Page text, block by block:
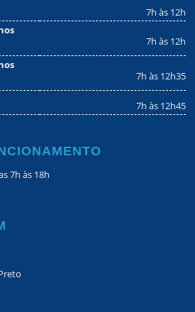
7h às 12h
7h às 12h
7h às 12h35
7h às 12h45
7h às 18h